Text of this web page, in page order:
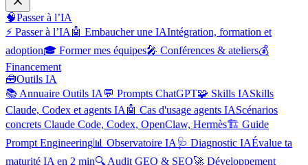
🧠Passer à l’IA
⚡ Passer à l’IA 🤖 Embaucher une IAIntégration, formation et
adoption🎓 Former mes équipes🎤 Conférences & ateliers💰
Financement
🧰Outils IA
📚 Annuaire Outils IA 💬 Prompts ChatGPT🧩 Skills IASkills
Claude, Codex et agents IA 🤖 Cas d'usage agents IAScénarios
concrets Claude Code, Codex, OpenClaw, Hermès🏗️ Guide
Prompt Engineering📊 Observatoire IA 🩺 Diagnostic IAÉvalue ta
maturité IA en 2 min🔍 Audit GEO & SEO🚀 Développement